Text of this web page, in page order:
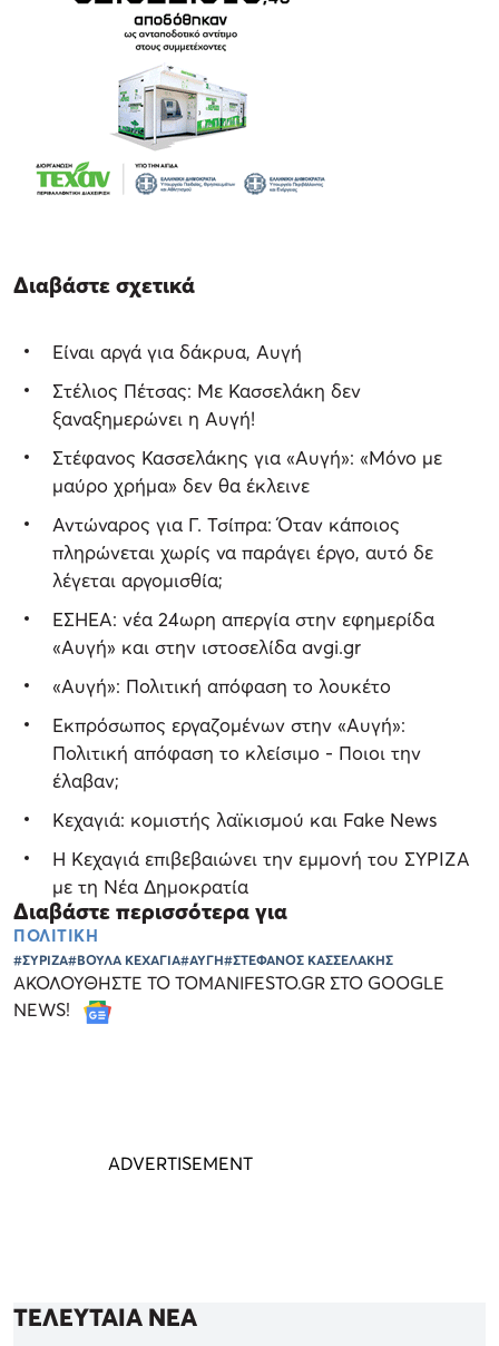
Διαβάστε σχετικά
Είναι αργά για δάκρυα, Αυγή
Στέλιος Πέτσας: Με Κασσελάκη δεν
ξαναξημερώνει η Αυγή!
Στέφανος Κασσελάκης για «Αυγή»: «Μόνο με
μαύρο χρήμα» δεν θα έκλεινε
Αντώναρος για Γ. Τσίπρα: Όταν κάποιος
πληρώνεται χωρίς να παράγει έργο, αυτό δε
λέγεται αργομισθία;
ΕΣΗΕΑ: νέα 24ωρη απεργία στην εφημερίδα
«Αυγή» και στην ιστοσελίδα avgi.gr
«Αυγή»: Πολιτική απόφαση το λουκέτο
Εκπρόσωπος εργαζομένων στην «Αυγή»:
Πολιτική απόφαση το κλείσιμο - Ποιοι την
έλαβαν;
Κεχαγιά: κομιστής λαϊκισμού και Fake News
Η Κεχαγιά επιβεβαιώνει την εμμονή του ΣΥΡΙΖΑ
με τη Νέα Δημοκρατία
Διαβάστε περισσότερα για
ΠΟΛΙΤΙΚΗ
#ΣΥΡΙΖΑ#ΒΟΥΛΑ ΚΕΧΑΓΙΑ#ΑΥΓΗ#ΣΤΕΦΑΝΟΣ ΚΑΣΣΕΛΑΚΗΣ
ΑΚΟΛΟΥΘΗΣΤΕ ΤΟ TOMANIFESTO.GR ΣΤΟ GOOGLE
NEWS!
ΤΕΛΕΥΤΑΙΑ ΝΕΑ